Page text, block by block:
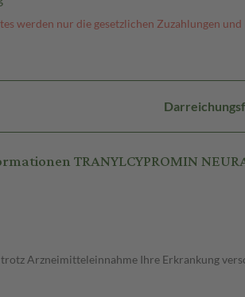
werden nur die gesetzlichen Zuzahlungen
TRANYLCYPROMIN
Arzneimitteleinnahme Ihre Erkrankung